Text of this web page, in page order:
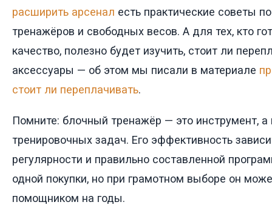
расширить арсенал есть практические советы
тренажёров и свободных весов. А для тех, кто
качество, полезно будет изучить, стоит ли
аксессуары — об этом мы писали в материале
стоит ли переплачивать.
Помните: блочный тренажёр — это инструмент,
тренировочных задач. Его эффективность
регулярности и правильно составленной
одной покупки, но при грамотном выборе он
помощником на годы.